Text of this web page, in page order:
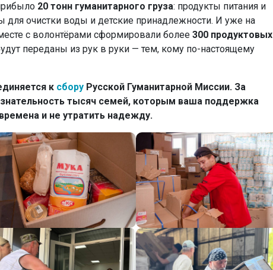
20 тонн гуманитарного груза: продукты питания и
для очистки воды и детские принадлежности. И уже на
с волонтёрами сформировали более 300 продуктовых
переданы из рук в руки — тем, кому по-настоящему
к сбору Русской Гуманитарной Миссии. За
тысяч семей, которым ваша поддержка
и не утратить надежду.